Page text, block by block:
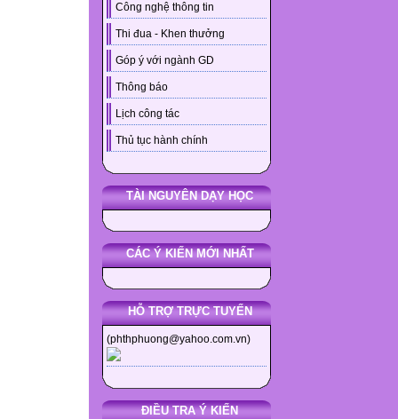
Công nghệ thông tin
Thi đua - Khen thưởng
Góp ý với ngành GD
Thông báo
Lịch công tác
Thủ tục hành chính
TÀI NGUYÊN DẠY HỌC
CÁC Ý KIẾN MỚI NHẤT
HỖ TRỢ TRỰC TUYẾN
(phthphuong@yahoo.com.vn)
ĐIỀU TRA Ý KIẾN